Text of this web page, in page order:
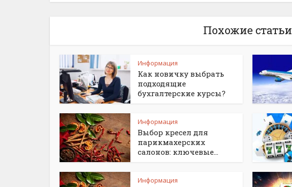
Похожие статьи
Информация
Как новичку выбрать
подходящие
бухгалтерские курсы?
Информация
Выбор кресел для
парикмахерских
салонов: ключевые...
Информация